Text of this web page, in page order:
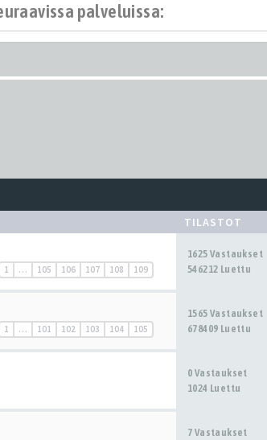
palveluissa:
TILASTOT
1 … 105 106 107 108 109
1625 Vastaukset
546212 Luettu
1 … 101 102 103 104 105
1565 Vastaukset
678409 Luettu
0 Vastaukset
1024 Luettu
7 Vastaukset